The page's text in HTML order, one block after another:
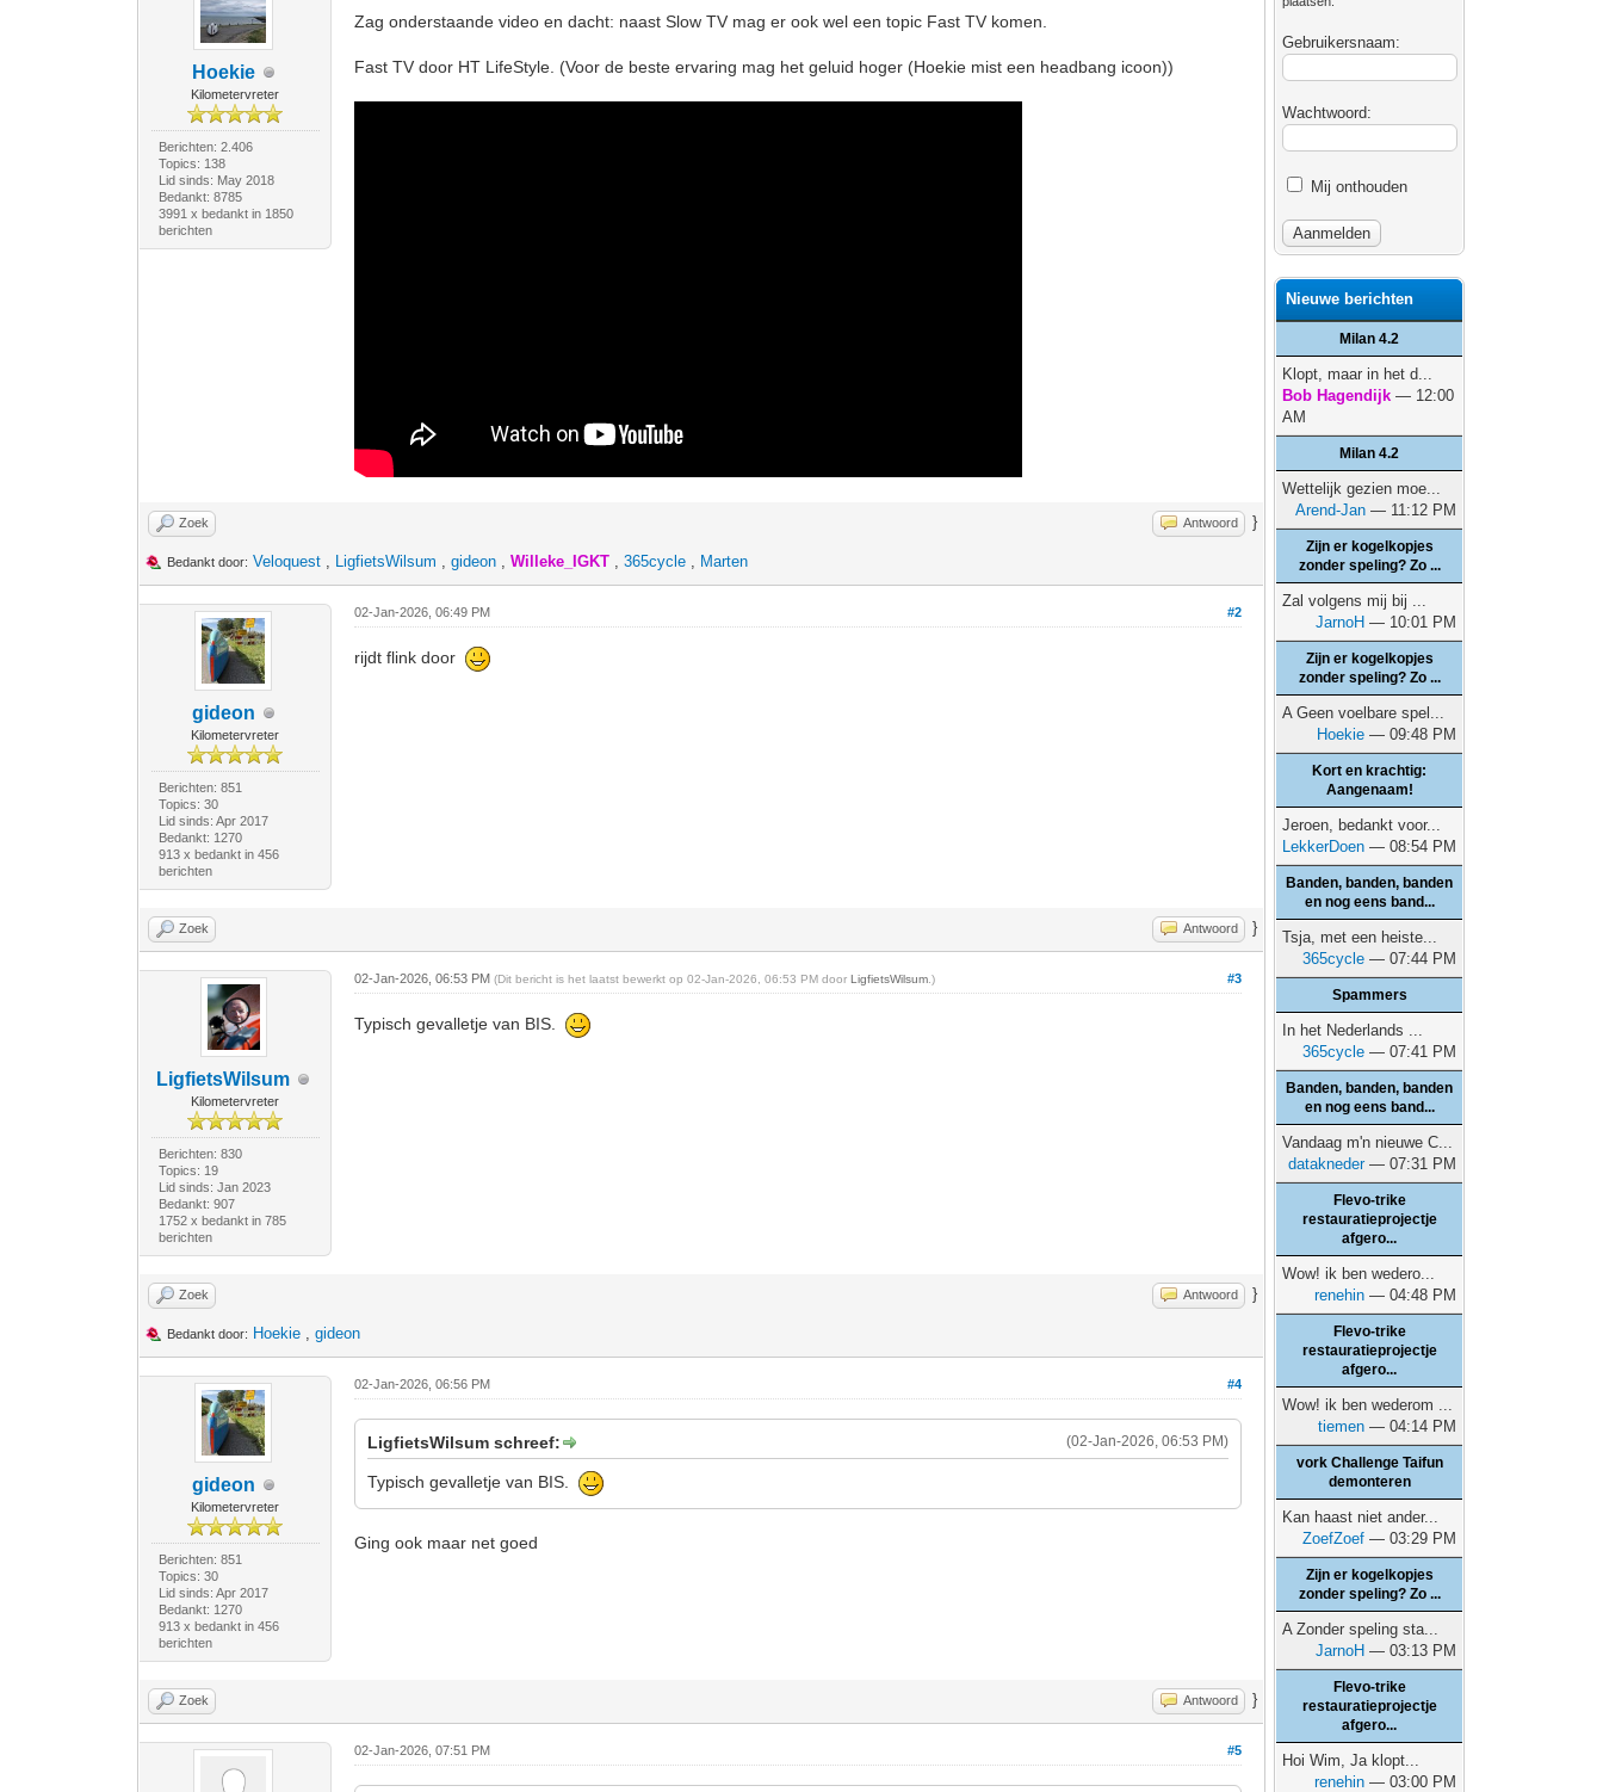
Hoekie
Kilometervreter
Berichten: 2.406
Topics: 138
Lid sinds: May 2018
Bedankt: 8785
3991 x bedankt in 1850
berichten
Zag onderstaande video en dacht: naast Slow TV mag er ook wel een topic Fast TV komen.
Fast TV door HT LifeStyle. (Voor de beste ervaring mag het geluid hoger (Hoekie mist een headbang icoon))
Zoek Antwoord }
Bedankt door: Veloquest , LigfietsWilsum ,gideon ,Willeke_IGKT ,365cycle , Marten
gideon
Kilometervreter
Berichten: 851
Topics: 30
Lid sinds: Apr 2017
Bedankt: 1270
913 x bedankt in 456
berichten
#2
02-Jan-2026, 06:49 PM
rijdt flink door
Zoek Antwoord }
LigfietsWilsum
Kilometervreter
Berichten: 830
Topics: 19
Lid sinds: Jan 2023
Bedankt: 907
1752 x bedankt in 785
berichten
#3
02-Jan-2026, 06:53 PM(Dit bericht is het laatst bewerkt op 02-Jan-2026, 06:53 PM doorLigfietsWilsum .)
Typisch gevalletje van BIS.
Zoek Antwoord }
Bedankt door: Hoekie ,gideon
gideon
Kilometervreter
Berichten: 851
Topics: 30
Lid sinds: Apr 2017
Bedankt: 1270
913 x bedankt in 456
berichten
#4
02-Jan-2026, 06:56 PM
(02-Jan-2026, 06:53 PM)
LigfietsWilsum schreef:
Typisch gevalletje van BIS.
Ging ook maar net goed
Zoek Antwoord }
#5
02-Jan-2026, 07:51 PM
Gebruikersnaam:
Wachtwoord:
Mij onthouden
Nieuwe berichten
Milan 4.2
Klopt, maar in het d...
Bob Hagendijk — 12:00
AM
Milan 4.2
Wettelijk gezien moe...
Arend-Jan — 11:12 PM
Zijn er kogelkopjes
zonder speling? Zo ...
Zal volgens mij bij ...
JarnoH — 10:01 PM
Zijn er kogelkopjes
zonder speling? Zo ...
A Geen voelbare spel...
Hoekie — 09:48 PM
Kort en krachtig:
Aangenaam!
Jeroen, bedankt voor...
LekkerDoen — 08:54 PM
Banden, banden, banden
en nog eens band...
Tsja, met een heiste...
365cycle — 07:44 PM
Spammers
In het Nederlands ...
365cycle — 07:41 PM
Banden, banden, banden
en nog eens band...
Vandaag m'n nieuwe C...
datakneder— 07:31 PM
Flevo-trike
restauratieprojectje
afgero...
Wow! ik ben wedero...
renehin — 04:48 PM
Flevo-trike
restauratieprojectje
afgero...
Wow! ik ben wederom ...
tiemen — 04:14 PM
vork Challenge Taifun
demonteren
Kan haast niet ander...
ZoefZoef — 03:29 PM
Zijn er kogelkopjes
zonder speling? Zo ...
A Zonder speling sta...
JarnoH — 03:13 PM
Flevo-trike
restauratieprojectje
afgero...
Hoi Wim, Ja klopt...
renehin — 03:00 PM